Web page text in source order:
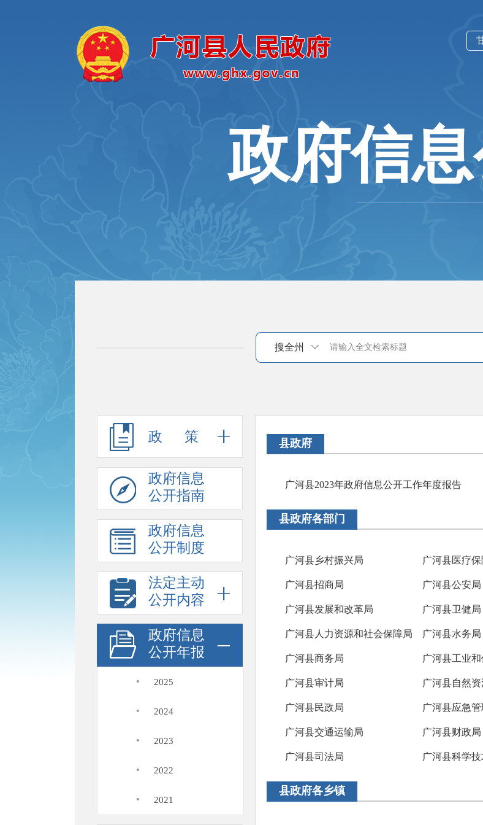
政府信
搜全州
政 策
政府信息
公开指南
政府信息
公开制度
法定主动
公开内容
政府信息
公开年报
· 2025
· 2024
· 2023
· 2022
· 2021
县政府
广河县2023年政府信息公开工作年度报告
县政府各部门
广河县乡村振兴局 广河县医疗保
广河县招商局 广河县公安局
广河县发展和改革局 广河县卫健局
广河县人力资源和社会保障局 广河县水务局
广河县商务局 广河县工业
广河县审计局 广河县自然资
广河县民政局 广河县应急管
广河县交通运输局 广河县财政局
广河县司法局 广河县科学技
县政府各乡镇